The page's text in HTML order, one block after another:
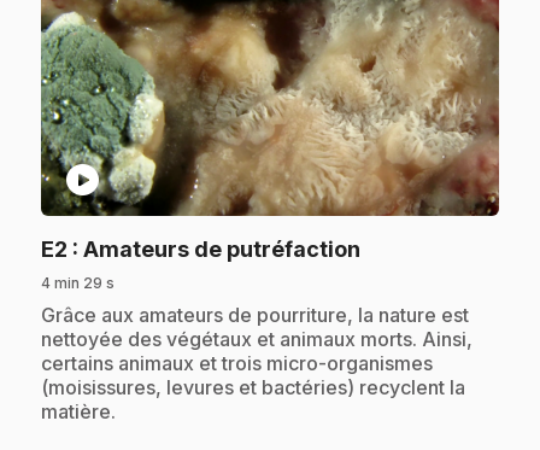
play_circle
E2 : Amateurs de putréfaction
4 min 29 s
.Grâce aux amateurs de pourriture, la nature est
nettoyée des végétaux et animaux morts. Ainsi,
certains animaux et trois micro-organismes
(moisissures, levures et bactéries) recyclent la
matière.